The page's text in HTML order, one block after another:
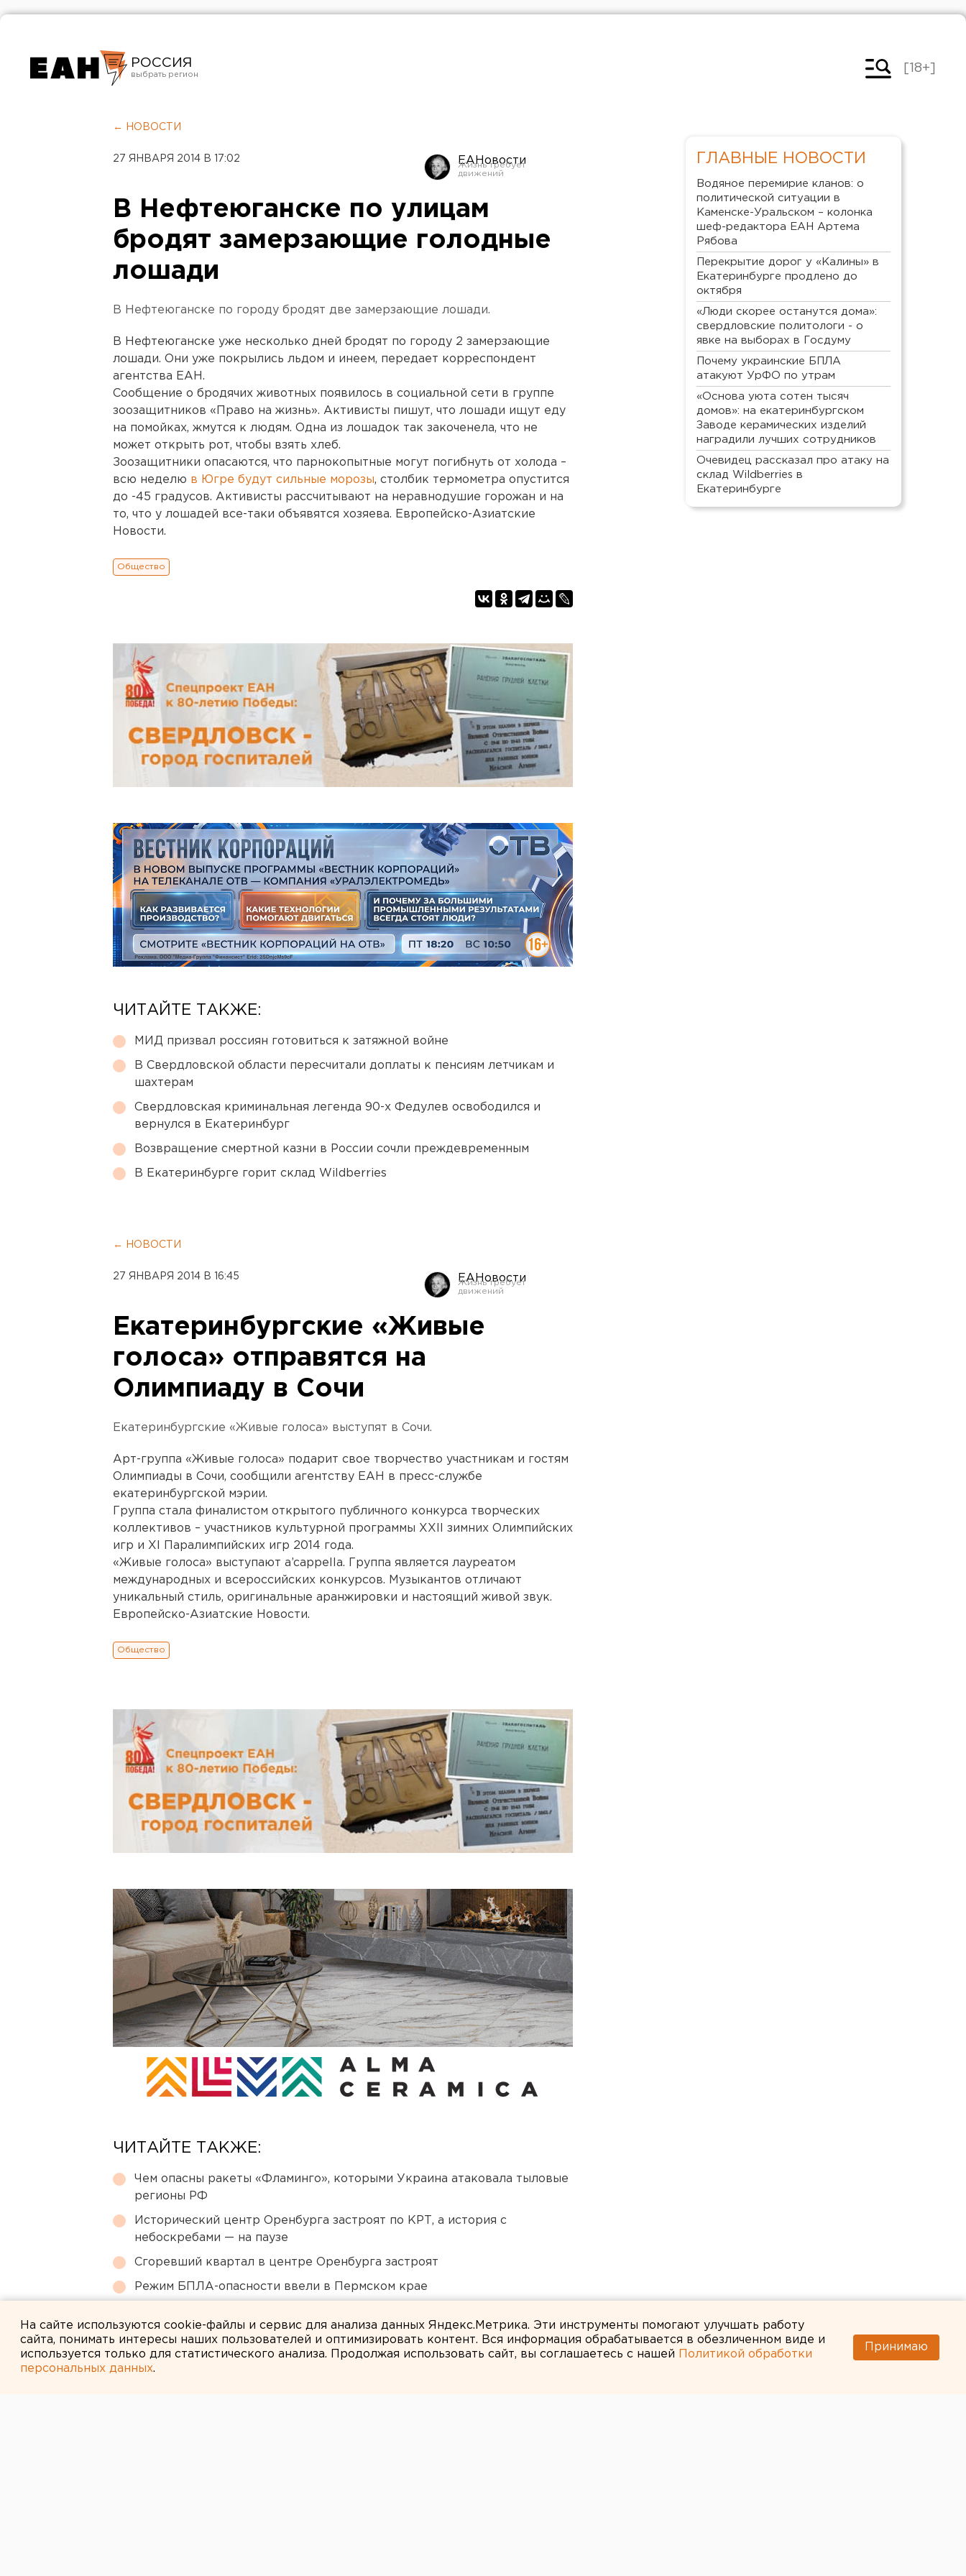
РОССИЯ
Челябинск
[18+]
← НОВОСТИ
27 ЯНВАРЯ 2014 В 17:02 ЕАНовости
В Нефтеюганске по улицам
бродят замерзающие голодные
лошади
В Нефтеюганске по городу бродят две замерзающие лошади.
В Нефтеюганске уже несколько дней бродят по городу 2 замерзающие
лошади. Они уже покрылись льдом и инеем, передает корреспондент
агентства ЕАН.
Сообщение о бродячих животных появилось в социальной сети в группе
зоозащитников «Право на жизнь». Активисты пишут, что лошади ищут еду
на помойках, жмутся к людям. Одна из лошадок так закоченела, что не
может открыть рот, чтобы взять хлеб.
Зоозащитники опасаются, что парнокопытные могут погибнуть от холода –
всю неделю в Югре будут сильные морозы, столбик термометра опустится
до -45 градусов. Активисты рассчитывают на неравнодушие горожан и на
то, что у лошадей все-таки объявятся хозяева. Европейско-Азиатские
Новости.
Общество
ЧИТАЙТЕ ТАКЖЕ:
МИД призвал россиян готовиться к затяжной войне
В Свердловской области пересчитали доплаты к пенсиям летчикам и
шахтерам
Свердловская криминальная легенда 90-х Федулев освободился и
вернулся в Екатеринбург
Возвращение смертной казни в России сочли преждевременным
В Екатеринбурге горит склад Wildberries
← НОВОСТИ
27 ЯНВАРЯ 2014 В 16:45 ЕАНовости
Екатеринбургские «Живые
голоса» отправятся на
Олимпиаду в Сочи
Екатеринбургские «Живые голоса» выступят в Сочи.
Арт-группа «Живые голоса» подарит свое творчество участникам и гостям
Олимпиады в Сочи, сообщили агентству ЕАН в пресс-службе
екатеринбургской мэрии.
Группа стала финалистом открытого публичного конкурса творческих
коллективов – участников культурной программы XXII зимних Олимпийских
игр и XI Паралимпийских игр 2014 года.
«Живые голоса» выступают a’cappella. Группа является лауреатом
международных и всероссийских конкурсов. Музыкантов отличают
уникальный стиль, оригинальные аранжировки и настоящий живой звук.
Европейско-Азиатские Новости.
Общество
ЧИТАЙТЕ ТАКЖЕ:
Чем опасны ракеты «Фламинго», которыми Украина атаковала тыловые
регионы РФ
Исторический центр Оренбурга застроят по КРТ, а история с
небоскребами — на паузе
Сгоревший квартал в центре Оренбурга застроят
Режим БПЛА-опасности ввели в Пермском крае
ГЛАВНЫЕ НОВОСТИ
Водяное перемирие кланов: о
политической ситуации в
Каменске-Уральском – колонка
шеф-редактора ЕАН Артема
Рябова
Перекрытие дорог у «Калины» в
Екатеринбурге продлено до
октября
«Люди скорее останутся дома»:
свердловские политологи - о
явке на выборах в Госдуму
Почему украинские БПЛА
атакуют УрФО по утрам
«Основа уюта сотен тысяч
домов»: на екатеринбургском
Заводе керамических изделий
наградили лучших сотрудников
Очевидец рассказал про атаку на
склад Wildberries в
Екатеринбурге
На сайте используются cookie-файлы и сервис для анализа данных Яндекс.Метрика. Эти инструменты помогают улучшать работу
сайта, понимать интересы наших пользователей и оптимизировать контент. Вся информация обрабатывается в обезличенном виде и
используется только для статистического анализа. Продолжая использовать сайт, вы соглашаетесь с нашей
Политикой обработки
персональных данных.
Принимаю